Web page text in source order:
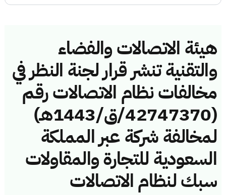
هيئة الاتصالات والفضاء
والتقنية تنشر قرار لجنة النظر في
مخالفات نظام الاتصالات رقم
(42747370/ق/1443هـ)
لمخالفة شركة عبر المملكة
السعودية للتجارة والمقاولات
سبك لنظام الاتصالات